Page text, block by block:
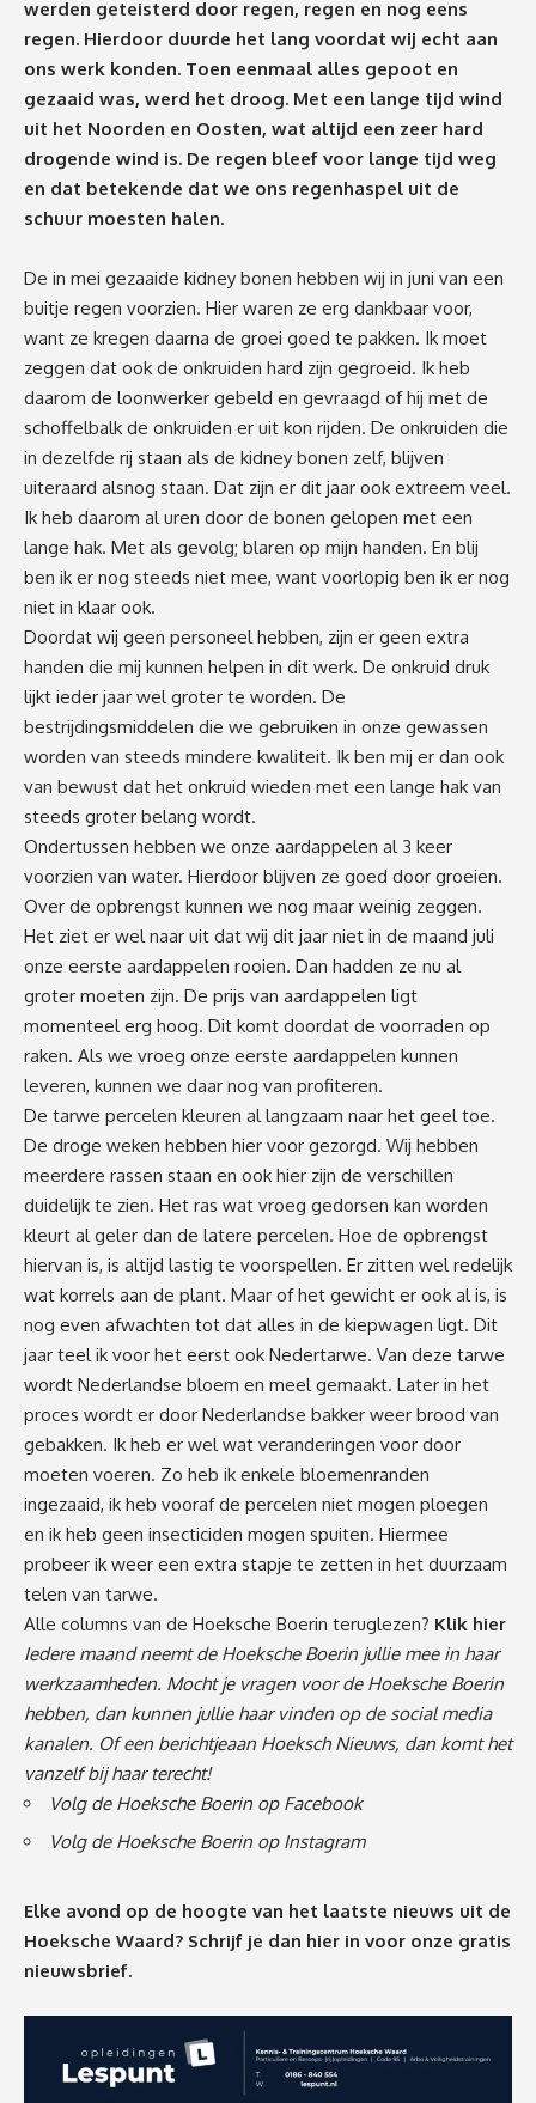
werden geteisterd door regen, regen en nog eens
regen. Hierdoor duurde het lang voordat wij echt aan
ons werk konden. Toen eenmaal alles gepoot en
gezaaid was, werd het droog. Met een lange tijd wind
uit het Noorden en Oosten, wat altijd een zeer hard
drogende wind is. De regen bleef voor lange tijd weg
en dat betekende dat we ons regenhaspel uit de
schuur moesten halen.
De in mei gezaaide kidney bonen hebben wij in juni van een
buitje regen voorzien. Hier waren ze erg dankbaar voor,
want ze kregen daarna de groei goed te pakken. Ik moet
zeggen dat ook de onkruiden hard zijn gegroeid. Ik heb
daarom de loonwerker gebeld en gevraagd of hij met de
schoffelbalk de onkruiden er uit kon rijden. De onkruiden die
in dezelfde rij staan als de kidney bonen zelf, blijven
uiteraard alsnog staan. Dat zijn er dit jaar ook extreem veel.
Ik heb daarom al uren door de bonen gelopen met een
lange hak. Met als gevolg; blaren op mijn handen. En blij
ben ik er nog steeds niet mee, want voorlopig ben ik er nog
niet in klaar ook.
Doordat wij geen personeel hebben, zijn er geen extra
handen die mij kunnen helpen in dit werk. De onkruid druk
lijkt ieder jaar wel groter te worden. De
bestrijdingsmiddelen die we gebruiken in onze gewassen
worden van steeds mindere kwaliteit. Ik ben mij er dan ook
van bewust dat het onkruid wieden met een lange hak van
steeds groter belang wordt.
Ondertussen hebben we onze aardappelen al 3 keer
voorzien van water. Hierdoor blijven ze goed door groeien.
Over de opbrengst kunnen we nog maar weinig zeggen.
Het ziet er wel naar uit dat wij dit jaar niet in de maand juli
onze eerste aardappelen rooien. Dan hadden ze nu al
groter moeten zijn. De prijs van aardappelen ligt
momenteel erg hoog. Dit komt doordat de voorraden op
raken. Als we vroeg onze eerste aardappelen kunnen
leveren, kunnen we daar nog van profiteren.
De tarwe percelen kleuren al langzaam naar het geel toe.
De droge weken hebben hier voor gezorgd. Wij hebben
meerdere rassen staan en ook hier zijn de verschillen
duidelijk te zien. Het ras wat vroeg gedorsen kan worden
kleurt al geler dan de latere percelen. Hoe de opbrengst
hiervan is, is altijd lastig te voorspellen. Er zitten wel redelijk
wat korrels aan de plant. Maar of het gewicht er ook al is, is
nog even afwachten tot dat alles in de kiepwagen ligt. Dit
jaar teel ik voor het eerst ook Nedertarwe. Van deze tarwe
wordt Nederlandse bloem en meel gemaakt. Later in het
proces wordt er door Nederlandse bakker weer brood van
gebakken. Ik heb er wel wat veranderingen voor door
moeten voeren. Zo heb ik enkele bloemenranden
ingezaaid, ik heb vooraf de percelen niet mogen ploegen
en ik heb geen insecticiden mogen spuiten. Hiermee
probeer ik weer een extra stapje te zetten in het duurzaam
telen van tarwe.
Alle columns van de Hoeksche Boerin teruglezen? Klik hier
Iedere maand neemt de Hoeksche Boerin jullie mee in haar
werkzaamheden. Mocht je vragen voor de Hoeksche Boerin
hebben, dan kunnen jullie haar vinden op de social media
kanalen. Of een berichtjeaan Hoeksch Nieuws, dan komt het
vanzelf bij haar terecht!
Volg de Hoeksche Boerin op Facebook
Volg de Hoeksche Boerin op Instagram
Elke avond op de hoogte van het laatste nieuws uit de
Hoeksche Waard? Schrijf je dan hier in voor onze gratis
nieuwsbrief.